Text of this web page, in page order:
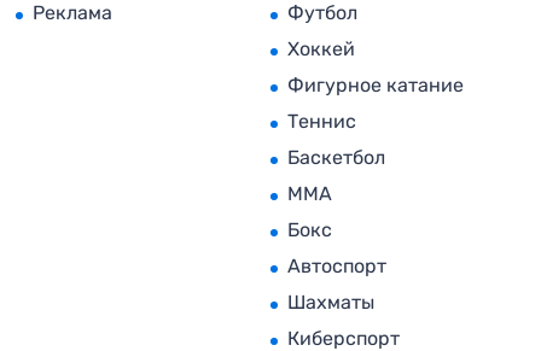
Реклама
Футбол
Хоккей
Фигурное катание
Теннис
Баскетбол
MMA
Бокс
Автоспорт
Шахматы
Киберспорт